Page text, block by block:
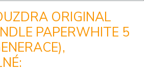
ORIGINAL
PAPERWHITE 5